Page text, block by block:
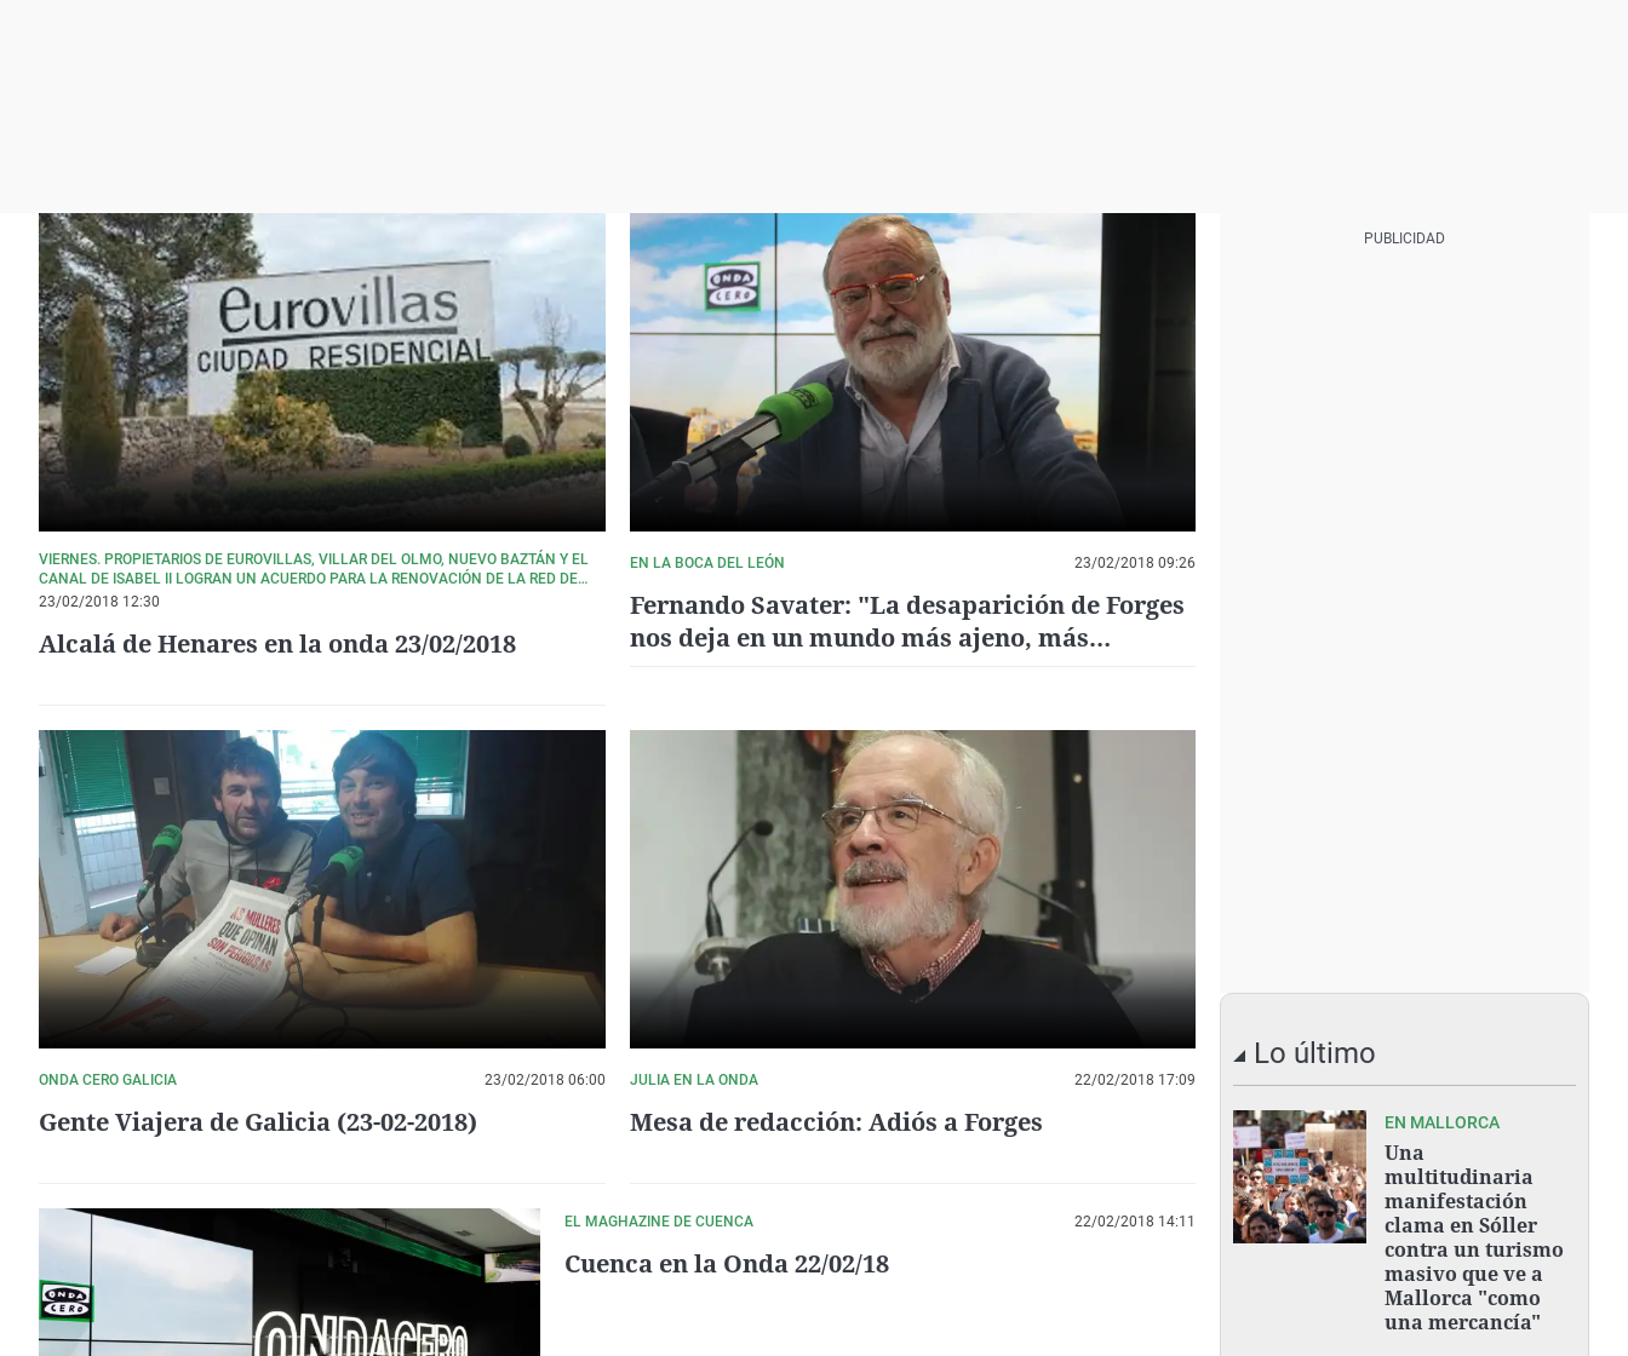
VIERNES. PROPIETARIOS DE EUROVILLAS, VILLAR DEL OLMO, NUEVO BAZTÁN Y EL
CANAL DE ISABEL II LOGRAN UN ACUERDO PARA LA RENOVACIÓN DE LA RED DE
AGUA.
23/02/2018 12:30
Alcalá de Henares en la onda 23/02/2018
EN LA BOCA DEL LEÓN 23/02/2018 09:26
Fernando Savater: "La desaparición de Forges
nos deja en un mundo más ajeno, más
ONDA CERO GALICIA 23/02/2018 06:00
Gente Viajera de Galicia (23-02-2018)
JULIA EN LA ONDA 22/02/2018 17:09
Mesa de redacción: Adiós a Forges
EL MAGHAZINE DE CUENCA 22/02/2018 14:11
Cuenca en la Onda 22/02/18
Lo último
EN MALLORCA
Una
multitudinaria
manifestación
clama en Sóller
contra un turismo
masivo que ve a
Mallorca "como
una mercancía"